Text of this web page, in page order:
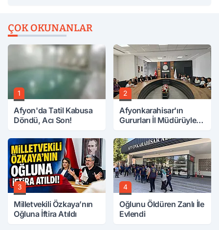
ÇOK OKUNANLAR
1
Afyon'da Tatil Kabusa
Döndü, Acı Son!
2
Afyonkarahisar'ın
Gururları İl Müdürüyle
3
Milletvekili Özkaya’nın
Oğluna İftira Atıldı
4
Oğlunu Öldüren Zanlı İle
Evlendi